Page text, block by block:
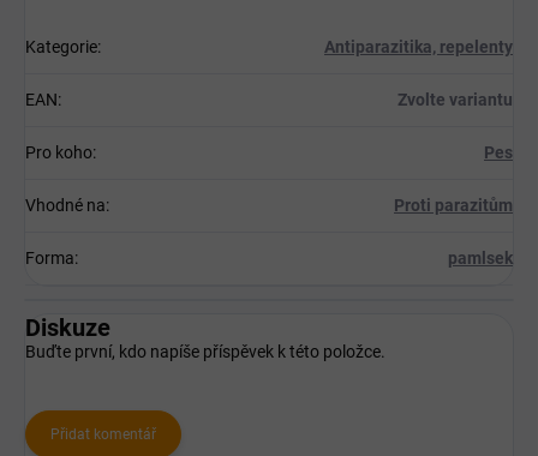
Kategorie: Antiparazitika, repelenty
EAN: Zvolte variantu
Pro koho: Pes
Vhodné na: Proti parazitům
Forma: pamlsek
Diskuze
Buďte první, kdo napíše příspěvek k této položce.
Přidat komentář